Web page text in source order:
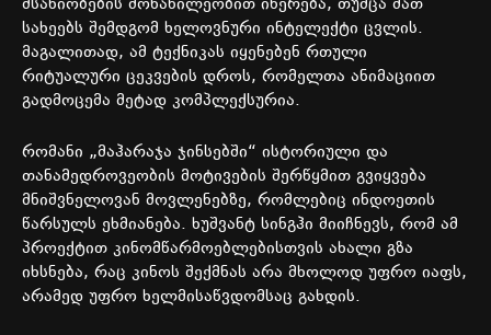
მსახიობების მონაწილეობით იწერება, თუმცა მათ
სახეებს შემდგომ ხელოვნური ინტელექტი ცვლის.
მაგალითად, ამ ტექნიკას იყენებენ რთული
რიტუალური ცეკვების დროს, რომელთა ანიმაციით
გადმოცემა მეტად კომპლექსურია.
რომანი „მაჰარაჯა ჯინსებში“ ისტორიული და
თანამედროვეობის მოტივების შერწყმით გვიყვება
მნიშვნელოვან მოვლენებზე, რომლებიც ინდოეთის
წარსულს ეხმიანება. ხუშვანტ სინგჰი მიიჩნევს, რომ ამ
პროექტით კინომწარმოებლებისთვის ახალი გზა
იხსნება, რაც კინოს შექმნას არა მხოლოდ უფრო იაფს,
არამედ უფრო ხელმისაწვდომსაც გახდის.